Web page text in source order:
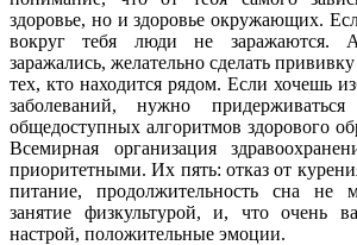
здоровье, но и здоровье окружающих.
вокруг тебя люди не
заражались, желательно сделать
тех, кто находится рядом. Если хочешь
заболеваний, нужно
общедоступных алгоритмов здорового
Всемирная организация
приоритетными. Их пять: отказ от
питание, продолжительность сна не
занятие физкультурой, и, что очень
настрой, положительные эмоции.